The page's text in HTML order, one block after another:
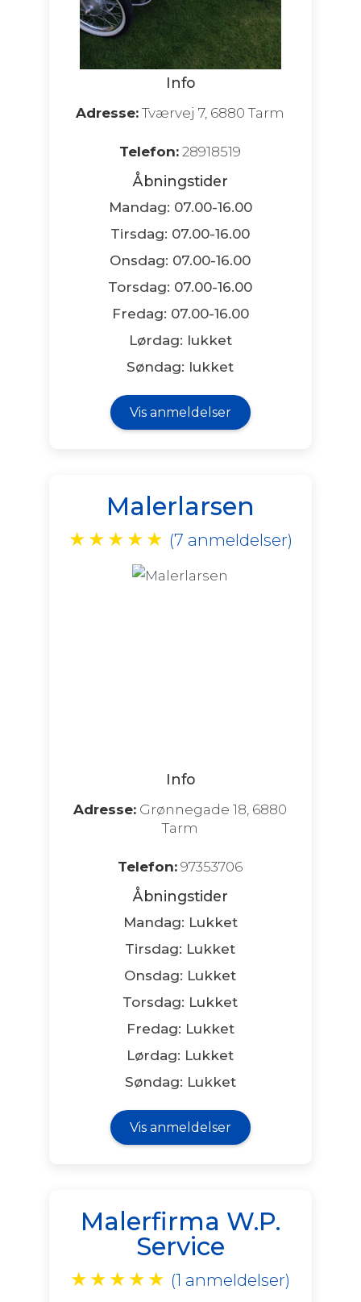
Info
Adresse:Tværvej 7, 6880 Tarm
Telefon: 28918519
Åbningstider
Mandag: 07.00-16.00
Tirsdag: 07.00-16.00
Onsdag: 07.00-16.00
Torsdag: 07.00-16.00
Fredag: 07.00-16.00
Lørdag: lukket
Søndag: lukket
Vis anmeldelser
Malerlarsen
★ ★ ★ ★ ★ (7 anmeldelser)
Info
Adresse: Grønnegade 18, 6880
Tarm
Telefon: 97353706
Åbningstider
Mandag: Lukket
Tirsdag: Lukket
Onsdag: Lukket
Torsdag: Lukket
Fredag: Lukket
Lørdag: Lukket
Søndag: Lukket
Vis anmeldelser
Malerfirma W.P.
Service
★ ★ ★ ★ ★ (1 anmeldelser)